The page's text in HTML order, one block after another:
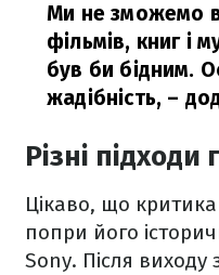
Ми не зможемо
фільмів, книг і
був би бідним.
жадібність, –
Різні підходи
Цікаво, що
попри його
Sony. Після виходу